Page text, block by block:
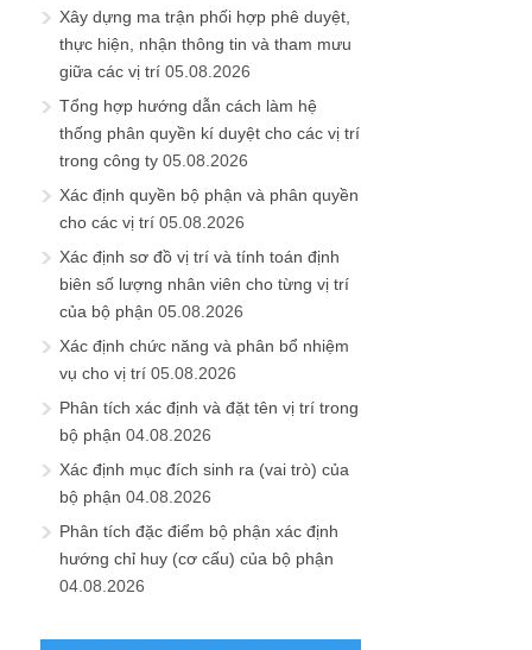
Xây dựng ma trận phối hợp phê duyệt,
thực hiện, nhận thông tin và tham mưu
giữa các vị trí 05.08.2026
Tổng hợp hướng dẫn cách làm hệ
thống phân quyền kí duyệt cho các vị trí
trong công ty 05.08.2026
Xác định quyền bộ phận và phân quyền
cho các vị trí 05.08.2026
Xác định sơ đồ vị trí và tính toán định
biên số lượng nhân viên cho từng vị trí
của bộ phận 05.08.2026
Xác định chức năng và phân bổ nhiệm
vụ cho vị trí 05.08.2026
Phân tích xác định và đặt tên vị trí trong
bộ phận 04.08.2026
Xác định mục đích sinh ra (vai trò) của
bộ phận 04.08.2026
Phân tích đặc điểm bộ phận xác định
hướng chỉ huy (cơ cấu) của bộ phận
04.08.2026